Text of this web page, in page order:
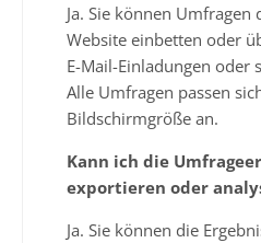
Ja. Sie können
Website einbetten oder
E-Mail-Einladungen oder
Alle Umfragen passen
Bildschirmgröße an.
Kann ich die
exportieren oder
Ja. Sie können die